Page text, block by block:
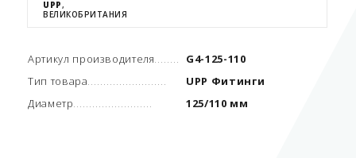
UPP,
ВЕЛИКОБРИТАНИЯ
Артикул производителя
G4-125-110
Тип товара
UPP Фитинги
Диаметр
125/110 мм